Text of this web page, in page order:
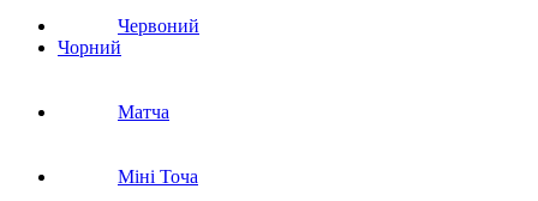
Червоний
Чорний
Матча
Міні Точа